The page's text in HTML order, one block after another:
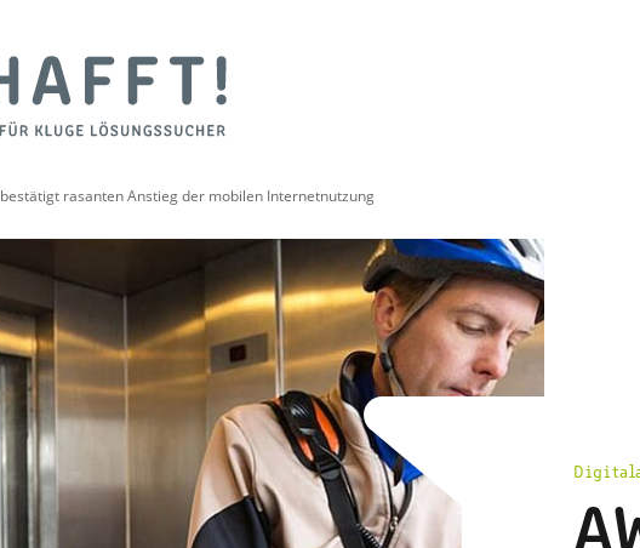
rasanten Anstieg der mobilen Internetnutzung